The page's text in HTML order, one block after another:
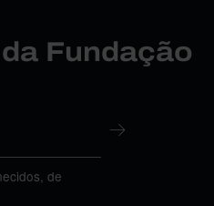
Fundação
de